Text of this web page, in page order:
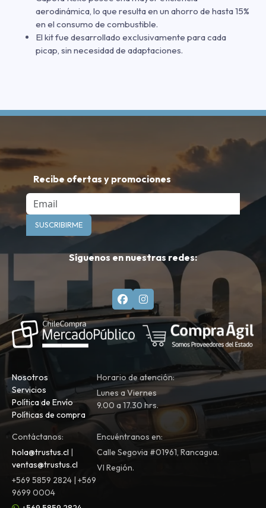
aerodinámica, lo que resulta en un ahorro de hasta 15%
en el consumo de combustible.
El kit fue desarrollado exclusivamente para cada
picap, sin necesidad de adaptaciones.
Recibe ofertas y promociones
Email
SUSCRIBIRME
Síguenos en nuestras redes:
Nosotros
Servicios
Política de Envío
Políticas de compra
Horario de atención:
Lunes a Viernes
9.00 a 17.30 hrs.
Contáctanos:
hola@trustus.cl |
ventas@trustus.cl
+569 5859 2824 | +569
9699 0004
Encuéntranos en:
Calle Segovia #01961, Rancagua.
VI Región.